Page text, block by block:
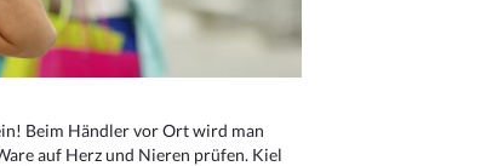
Beim Händler vor Ort wird man
auf Herz und Nieren prüfen. Kiel